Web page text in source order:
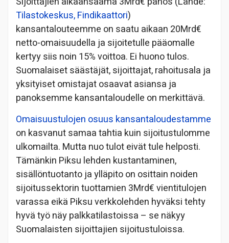
Tilastokeskus, Findikaattori)
kansantalouteemme on saatu aikaan 20Mrd€
netto-omaisuudella ja sijoitetulle pääomalle
kertyy siis noin 15% voittoa. Ei huono tulos.
Suomalaiset säästäjät, sijoittajat, rahoitusala ja
yksityiset omistajat osaavat asiansa ja
panoksemme kansantaloudelle on merkittävä.
Omaisuustulojen osuus kansantaloudestamme
on kasvanut samaa tahtia kuin sijoitustulomme
ulkomailta. Mutta nuo tulot eivät tule helposti.
Tämänkin Piksu lehden kustantaminen,
sisällöntuotanto ja ylläpito on osittain noiden
sijoitussektorin tuottamien 3Mrd€ vientitulojen
varassa eikä Piksu verkkolehden hyväksi tehty
hyvä työ näy palkkatilastoissa – se näkyy
Suomalaisten sijoittajien sijoitustuloissa.